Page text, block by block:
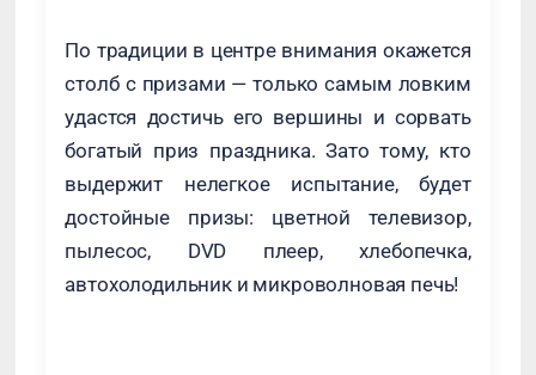
По традиции в центре внимания окажется
столб с призами — только самым ловким
удастся достичь его вершины и сорвать
богатый приз праздника. Зато тому, кто
выдержит нелегкое испытание, будет
достойные призы: цветной телевизор,
пылесос, DVD плеер, хлебопечка,
автохолодильник и микроволновая печь!